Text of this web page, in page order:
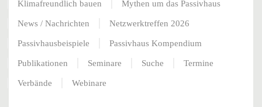
Klimafreundlich bauen Mythen um das Passivhaus
News / Nachrichten Netzwerktreffen 2026
Passivhausbeispiele Passivhaus Kompendium
Publikationen Seminare Suche Termine
Verbände Webinare